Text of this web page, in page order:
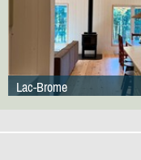
Lac-Brome